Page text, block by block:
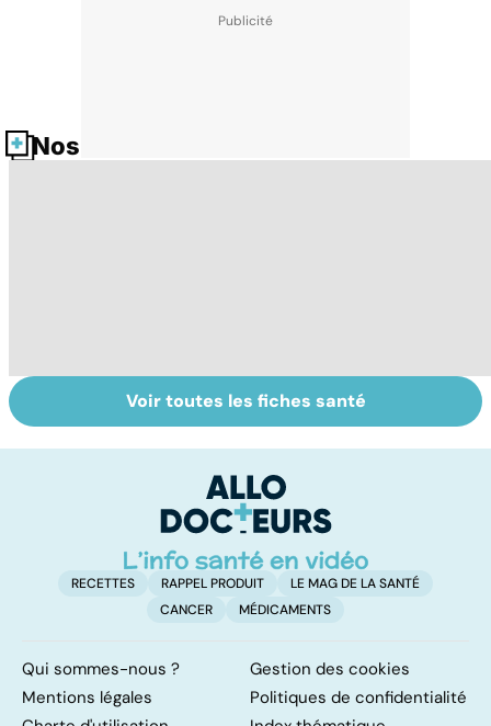
Nos fiches santé
Tout savoir sur
les infections
Inflammation des
amygdales : que
d'angine ?
Voir toutes les fiches santé
RECETTES RAPPEL PRODUIT
LE MAG DE LA SANTÉ
CANCER
MÉDICAMENTS
Qui sommes-nous ?
Gestion des cookies
Mentions légales
Politiques de confidentialité